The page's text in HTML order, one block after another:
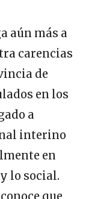
aún más a
carencias
de
en los
a
interino
en
lo social.
que,